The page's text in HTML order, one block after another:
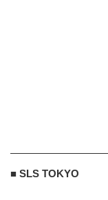
■ SLS TOKYO